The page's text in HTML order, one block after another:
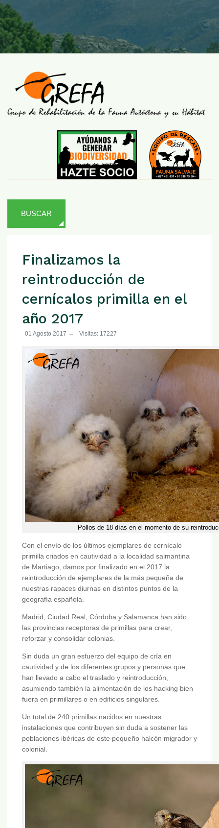
BUSCAR
Finalizamos la
reintroducción de
cernícalos primilla en el
año 2017
01 Agosto 2017 Visitas: 17227
Pollos de 18 días en el momento de su
Con el envío de los últimos ejemplares de cernícalo
primilla criados en cautividad a la localidad salmantina
de Martiago, damos por finalizado en el 2017 la
reintroducción de ejemplares de la más pequeña de
nuestras rapaces diurnas en distintos puntos de la
geografía española.
Madrid, Ciudad Real, Córdoba y Salamanca han sido
las provincias receptoras de primillas para crear,
reforzar y consolidar colonias.
Sin duda un gran esfuerzo del equipo de cría en
cautividad y de los diferentes grupos y personas que
han llevado a cabo el traslado y reintroducción,
asumiendo también la alimentación de los hacking bien
fuera en primillares o en edificios singulares.
Un total de 240 primillas nacidos en nuestras
instalaciones que contribuyen sin duda a sostener las
poblaciones ibéricas de este pequeño halcón migrador y
colonial.